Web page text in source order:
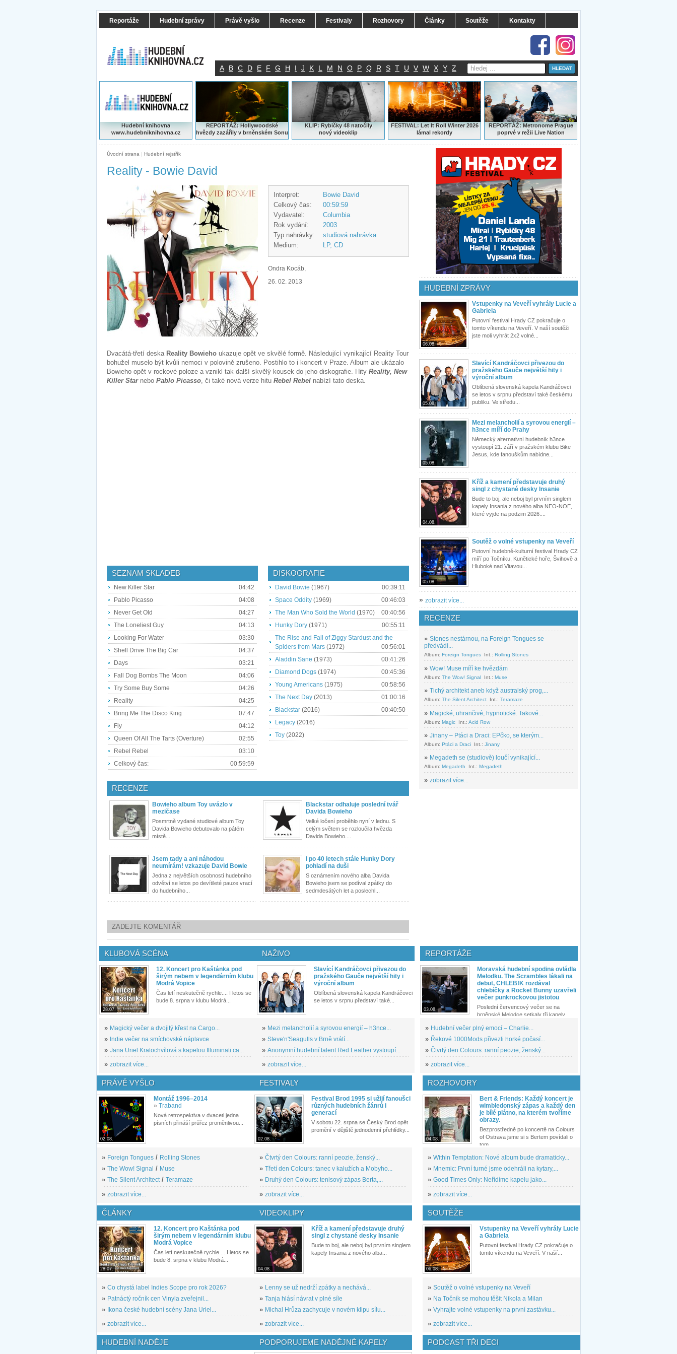
Reportáže Hudební zprávy Právě vyšlo Recenze Festivaly Rozhovory Články Soutěže Kontakty
A B C D E F G H I J K L M N O P Q R S T U V W X Y Z
Hudební knihovna
www.hudebniknihovna.cz
REPORTÁŽ: Hollywoodské
hvězdy zazářily v brněnském Sonu
KLIP: Rybičky 48 natočily
nový videoklip
FESTIVAL: Let It Roll Winter 2026
lámal rekordy
REPORTÁŽ:Metronome Prague
poprvé v režii Live Nation
Úvodní strana | Hudební rejstřík
Reality - Bowie David
Interpret:
Bowie David
Celkový čas:
00:59:59
Vydavatel:
Columbia
Rok vydání:
2003
Typ nahrávky:
studiová nahrávka
Medium:
LP, CD
Ondra Kocáb,
26. 02. 2013
Dvacátá-třetí deska Reality Bowieho ukazuje opět ve skvělé formě. Následující vynikající Reality Tour
bohužel muselo být kvůli nemoci v polovině zrušeno. Postihlo to i koncert v Praze. Album ale ukázalo
Bowieho opět v rockové poloze a vznikl tak další skvělý kousek do jeho diskografie. Hity Reality, New
Killer Star nebo Pablo Picasso, či také nová verze hitu Rebel Rebel nabízí tato deska.
SEZNAM SKLADEB
New Killer Star
04:42
Pablo Picasso
04:08
Never Get Old
04:27
The Loneliest Guy
04:13
Looking For Water
03:30
Shell Drive The Big Car
04:37
Days
03:21
Fall Dog Bombs The Moon
04:06
Try Some Buy Some
04:26
Reality
04:25
Bring Me The Disco King
07:47
Fly
04:12
Queen Of All The Tarts (Overture)
02:55
Rebel Rebel
03:10
Celkový čas:
00:59:59
DISKOGRAFIE
David Bowie (1967)
00:39:11
Space Oddity (1969)
00:46:03
The Man Who Sold the World (1970)
00:40:56
Hunky Dory (1971)
00:55:11
The Rise and Fall of Ziggy Stardust and the
Spiders from Mars (1972)
00:56:01
Aladdin Sane (1973)
00:41:26
Diamond Dogs (1974)
00:45:36
Young Americans (1975)
00:58:56
The Next Day (2013)
01:00:16
Blackstar (2016)
00:40:50
Legacy (2016)
Toy (2022)
RECENZE
Bowieho album Toy uvázlo v
mezičase
Posmrtně vydané studiové album Toy
Davida Bowieho debutovalo na pátém
místě...
Blackstar odhaluje poslední tvář
Davida Bowieho
Velké ločení proběhlo nyní v lednu. S
celým světem se rozloučila hvězda
Davida Bowieho....
Jsem tady a ani náhodou
neumírám! vzkazuje David Bowie
Jedna z největších osobností hudebního
odvětví se letos po devítileté pauze vrací
do hudebního...
I po 40 letech stále Hunky Dory
pohladí na duši
S oznámením nového alba Davida
Bowieho jsem se podíval zpátky do
sedmdesátých let a poslechl...
ZADEJTE KOMENTÁŘ
HUDEBNÍ ZPRÁVY
06.08.
Vstupenky na Veveří vyhrály Lucie a
Gabriela
Putovní festival Hrady CZ pokračuje o
tomto víkendu na Veveří. V naší soutěži
jste moli vyhrát 2x2 volné...
05.08.
Slavící Kandráčovci přivezou do
pražského Gauče největší hity i
výroční album
Oblíbená slovenská kapela Kandráčovci
se letos v srpnu představí také českému
publiku. Ve středu...
05.08.
Mezi melancholií a syrovou energií –
h3nce míří do Prahy
Německý alternativní hudebník h3nce
vystoupí 21. září v pražském klubu Bike
Jesus, kde fanouškům nabídne...
04.08.
Kříž a kamení představuje druhý
singl z chystané desky Insanie
Bude to boj, ale neboj byl prvním singlem
kapely Insania z nového alba NEO-NOE,
které vyjde na podzim 2026....
05.08.
Soutěž o volné vstupenky na Veveří
Putovní hudebně-kulturní festival Hrady CZ
míří po Točníku, Kunětické hoře, Švihově a
Hluboké nad Vltavou...
» zobrazit více...
RECENZE
» Stones nestárnou, na Foreign Tongues se
předvádí...
Album: Foreign Tongues Int.: Rolling Stones
» Wow! Muse míří ke hvězdám
Album: The Wow! Signal Int.: Muse
» Tichý architekt aneb když australský prog,...
Album: The Silent Architect Int.: Teramaze
» Magické, uhrančivé, hypnotické. Takové...
Album: Magic Int.: Acid Row
» Jinany – Ptáci a Draci: EPčko, se kterým...
Album: Ptáci a Draci Int.: Jinany
» Megadeth se (studiově) loučí vynikající...
Album: Megadeth Int.: Megadeth
» zobrazit více...
KLUBOVÁ SCÉNA
28.07.
12. Koncert pro Kaštánka pod
širým nebem v legendárním klubu
Modrá Vopice
Čas letí neskutečně rychle.... I letos se
bude 8. srpna v klubu Modrá...
» Magický večer a dvojitý křest na Cargo...
» Indie večer na smíchovské náplavce
» Jana Uriel Kratochvílová s kapelou Illuminati.ca...
» zobrazit více...
NAŽIVO
05.08.
Slavící Kandráčovci přivezou do
pražského Gauče největší hity i
výroční album
Oblíbená slovenská kapela Kandráčovci
se letos v srpnu představí také...
» Mezi melancholií a syrovou energií – h3nce...
» Steve'n'Seagulls v Brně vrátí...
» Anonymní hudební talent Red Leather vystoupí...
» zobrazit více...
REPORTÁŽE
03.08.
Moravská hudební spodina ovládla
Melodku. The Scrambles lákali na
debut, CHLEB!K rozdával
chlebíčky a Rocket Bunny uzavřeli
večer punkrockovou jistotou
Poslední červencový večer se na
brněnské Melodce setkaly tři kapely...
» Hudební večer plný emocí – Charlie...
» Řekové 1000Mods přivezli horké počasí...
» Čtvrtý den Colours: ranní peozie, ženský...
» zobrazit více...
PRÁVĚ VYŠLO
02.08.
Montáž 1996–2014
» Traband
Nová retrospektiva v dvaceti jedna
písních přináší průřez proměnlivou...
» Foreign Tongues / Rolling Stones
» The Wow! Signal / Muse
» The Silent Architect/ Teramaze
» zobrazit více...
FESTIVALY
02.08.
Festival Brod 1995 si užijí fanoušci
různých hudebních žánrů i
generací
V sobotu 22. srpna se Český Brod opět
promění v dějiště jednodenní přehlídky...
» Čtvrtý den Colours: ranní peozie, ženský...
» Třetí den Colours: tanec v kalužích a Mobyho...
» Druhý den Colours: tenisový zápas Berta,...
» zobrazit více...
ROZHOVORY
04.08.
Bert & Friends: Každý koncert je
wimbledonský zápas a každý den
je bílé plátno, na kterém tvoříme
obrazy.
Bezprostředně po koncertě na Colours
of Ostrava jsme si s Bertem povídali o
tom,...
» Within Temptation: Nové album bude dramaticky...
» Mnemic: První turné jsme odehráli na kytary,...
» Good Times Only: Neřídíme kapelu jako...
» zobrazit více...
ČLÁNKY
28.07.
12. Koncert pro Kaštánka pod
širým nebem v legendárním klubu
Modrá Vopice
Čas letí neskutečně rychle.... I letos se
bude 8. srpna v klubu Modrá...
» Co chystá label Indies Scope pro rok 2026?
» Patnáctý ročník cen Vinyla zveřejnil...
» Ikona české hudební scény Jana Uriel...
» zobrazit více...
VIDEOKLIPY
04.08.
Kříž a kamení představuje druhý
singl z chystané desky Insanie
Bude to boj, ale neboj byl prvním singlem
kapely Insania z nového alba...
» Lenny se už nedrží zpátky a nechává...
» Tanja hlásí návrat v plné síle
» Michal Hrůza zachycuje v novém klipu sílu...
» zobrazit více...
SOUTĚŽE
06.08.
Vstupenky na Veveří vyhrály Lucie
a Gabriela
Putovní festival Hrady CZ pokračuje o
tomto víkendu na Veveří. V naší...
» Soutěž o volné vstupenky na Veveří
» Na Točník se mohou těšit Nikola a Milan
» Vyhrajte volné vstupenky na první zastávku...
» zobrazit více...
HUDEBNÍ NADĚJE PODPORUJEME NADĚJNÉ KAPELY PODCAST TŘI DECI